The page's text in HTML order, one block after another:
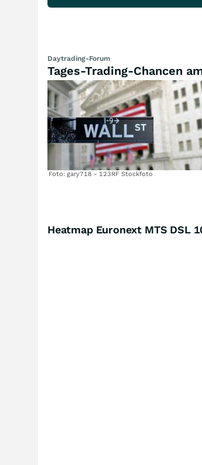
Daytrading-Forum
Tages-Trading-Chancen
Foto: gary718 - 123RF Stockfoto
Heatmap Euronext MTS DSL